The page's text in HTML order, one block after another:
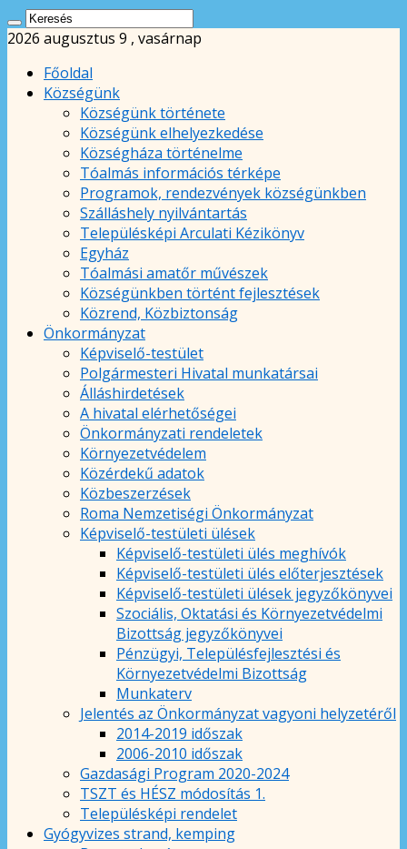
2026 augusztus 9 , vasárnap
Főoldal
Községünk
Községünk története
Községünk elhelyezkedése
Községháza történelme
Tóalmás információs térképe
Programok, rendezvények községünkben
Szálláshely nyilvántartás
Településképi Arculati Kézikönyv
Egyház
Tóalmási amatőr művészek
Községünkben történt fejlesztések
Közrend, Közbiztonság
Önkormányzat
Képviselő-testület
Polgármesteri Hivatal munkatársai
Álláshirdetések
A hivatal elérhetőségei
Önkormányzati rendeletek
Környezetvédelem
Közérdekű adatok
Közbeszerzések
Roma Nemzetiségi Önkormányzat
Képviselő-testületi ülések
Képviselő-testületi ülés meghívók
Képviselő-testületi ülés előterjesztések
Képviselő-testületi ülések jegyzőkönyvei
Szociális, Oktatási és Környezetvédelmi
Bizottság jegyzőkönyvei
Pénzügyi, Településfejlesztési és
Környezetvédelmi Bizottság
Munkaterv
Jelentés az Önkormányzat vagyoni helyzetéről
2014-2019 időszak
2006-2010 időszak
Gazdasági Program 2020-2024
TSZT és HÉSZ módosítás 1.
Településképi rendelet
Gyógyvizes strand, kemping